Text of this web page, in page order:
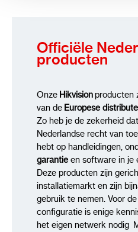
Officiële
producten
Onze Hikvisionproducten
van de Europese
Zo heb je de zekerheid
Nederlandse recht van
hebt op handleidingen,
garantieen software in je
Deze producten zijn
installatiemarkt en zijn
gebruik te nemen. Voor
configuratie is enige
het eigen netwerk nodig